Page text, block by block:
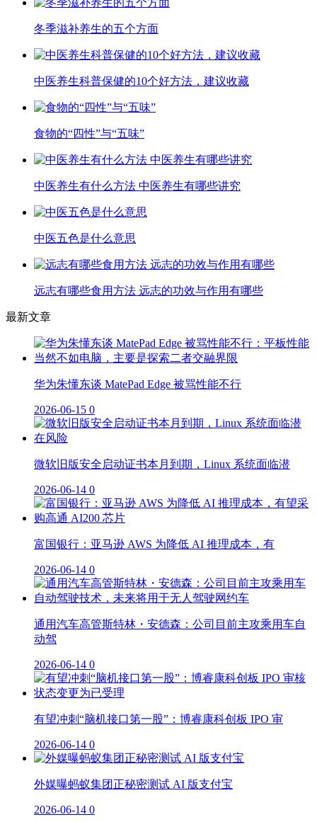
冬季滋补养生的五个方面
中医养生科普保健的10个好方法，建议收藏
食物的“四性”与“五味”
中医养生有什么方法 中医养生有哪些讲究
中医五色是什么意思
远志有哪些食用方法 远志的功效与作用有哪些
最新文章
华为朱懂东谈 MatePad Edge 被骂性能不行
2026-06-15 0
微软旧版安全启动证书本月到期，Linux 系统面临潜
2026-06-14 0
富国银行：亚马逊 AWS 为降低 AI 推理成本，有
2026-06-14 0
通用汽车高管斯特林・安德森：公司目前主攻乘用车自
动驾
2026-06-14 0
有望冲刺“脑机接口第一股”：博睿康科创板 IPO 审
2026-06-14 0
外媒曝蚂蚁集团正秘密测试 AI 版支付宝
2026-06-14 0